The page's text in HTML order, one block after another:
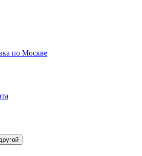
по Москве